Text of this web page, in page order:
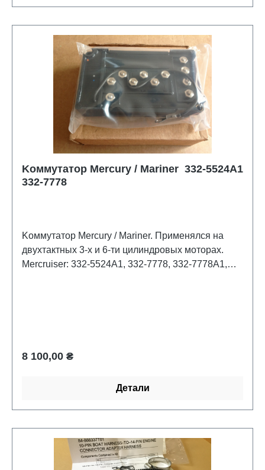
Kоммутатор Mercury / Mariner 332-5524A1
332-7778
Kоммутатор Mercury / Mariner. Применялся на
двухтактных 3-х и 6-ти цилиндровых моторах.
Mercruiser: 332-5524A1, 332-7778, 332-7778A1,
Обычная цена:
8 100,00 ₴
Детали